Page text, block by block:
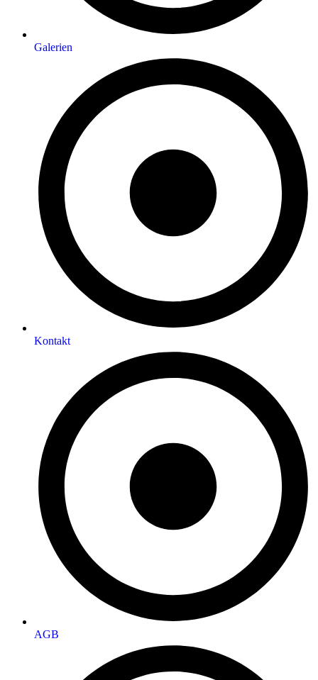
Galerien
Kontakt
AGB